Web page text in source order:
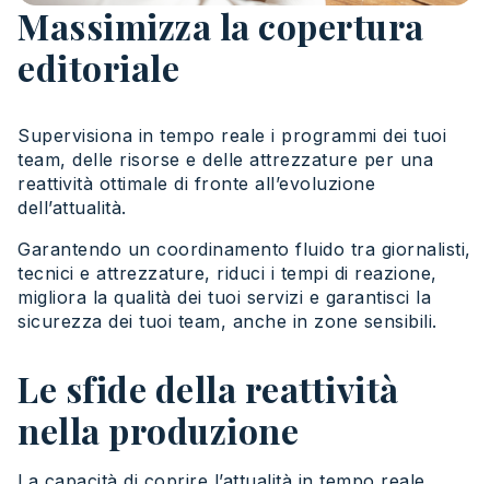
Massimizza la copertura
editoriale
Supervisiona in tempo reale i programmi dei tuoi
team, delle risorse e delle attrezzature per una
reattività ottimale di fronte all’evoluzione
dell’attualità.
Garantendo un coordinamento fluido tra giornalisti,
tecnici e attrezzature, riduci i tempi di reazione,
migliora la qualità dei tuoi servizi e garantisci la
sicurezza dei tuoi team, anche in zone sensibili.
Le sfide della reattività
nella produzione